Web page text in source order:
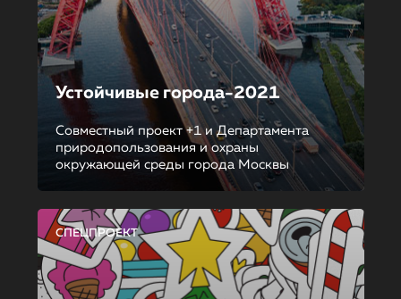
Устойчивые города-2021
Совместный проект +1 и Департамента
природопользования и охраны
окружающей среды города Москвы
СПЕЦПРОЕКТ